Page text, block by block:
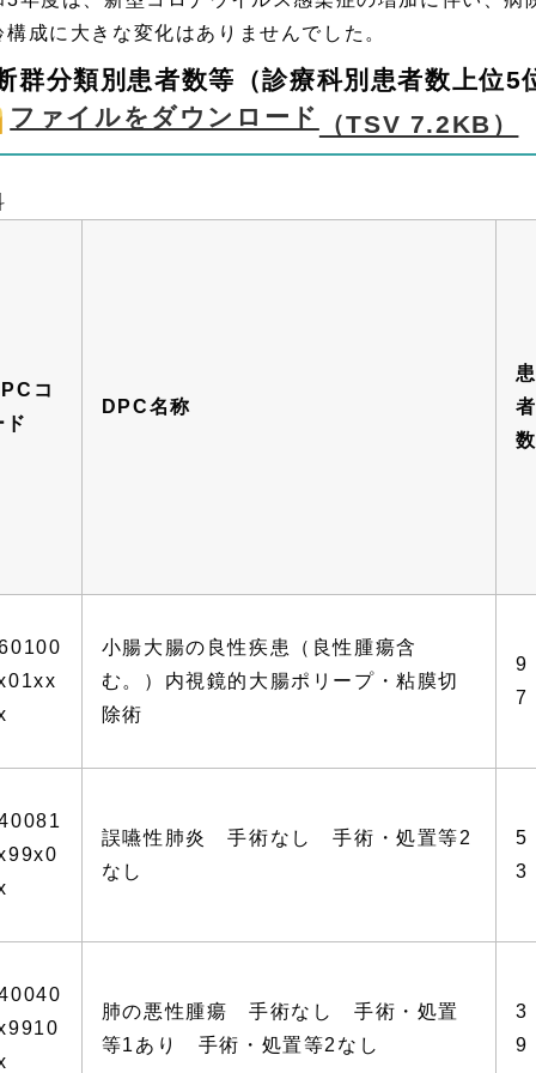
構成に大きな変化はありませんでした。
群分類別患者数等（診療科別患者数上位5
ファイルをダウンロード （TSV 7.2KB）
コ
ド
DPC名称
患
者
数
小腸大腸の良性疾患（良性腫瘍含
む。）内視鏡的大腸ポリープ・粘膜切
除術
9
7
誤嚥性肺炎 手術なし 手術・処置等2
なし
5
3
肺の悪性腫瘍 手術なし 手術・処置
等1あり 手術・処置等2なし
3
9